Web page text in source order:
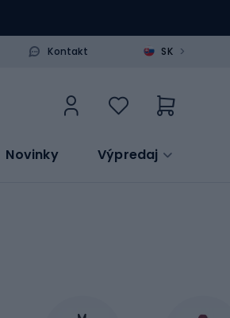
Kontakt SK >
Novinky Výpredaj